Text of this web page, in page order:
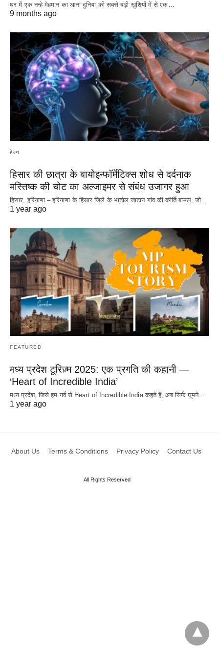
घर में एक नन्हे मेहमान का आना दुनिया की सबसे बड़ी खुशियों में से एक…
9 months ago
हेल्थ
हिसार की छात्रा के बायोइन्फॉर्मेटिक्स शोध से दर्दनाक
मस्तिष्क की चोट का अल्जाइमर से संबंध उजागर हुआ
हिसार, हरियाणा – हरियाणा के हिसार जिले के भाटोल जाटान गांव की कीर्ति बामल, जो…
1 year ago
FEATURED
मध्य प्रदेश टूरिज़्म 2025: एक प्रगति की कहानी —
‘Heart of Incredible India’
मध्य प्रदेश, जिसे हम गर्व से Heart of Incredible India कहते हैं, अब सिर्फ घूमने…
1 year ago
About Us Terms & Conditions Privacy Policy Contact Us
All Rights Reserved